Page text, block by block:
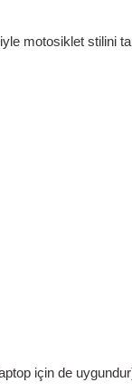
motosiklet stilini
için de